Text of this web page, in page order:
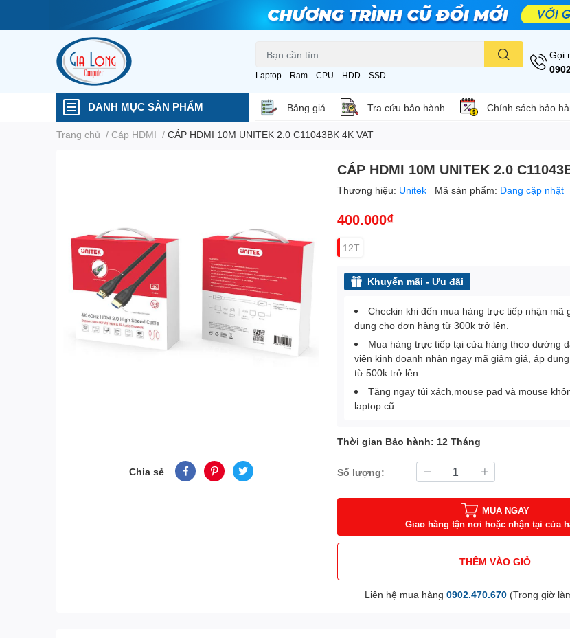
Laptop Ram CPU HDD SSD
Gọi
DANH MỤC SẢN PHẨM Bảng giá Tra cứu bảo hành Chính sách bảo
Trang chủ / Cáp HDMI / CÁP HDMI 10M UNITEK 2.0 C11043BK 4K VAT
Chia sẻ
CÁP HDMI 10M UNITEK 2.0
Thương hiệu: Unitek Mã sản phẩm:Đang cập nhật
400.000₫
12T
Khuyến mãi - Ưu đãi
Checkin khi đến mua hàng trực tiếp nhận mã
dụng cho đơn hàng từ 300k trở lên.
Mua hàng trực tiếp tại cửa hàng theo dướng
viên kinh doanh nhận ngay mã giảm giá, áp
từ 500k trở lên.
Tặng ngay túi xách,mouse pad và mouse
laptop cũ.
Thời gian Bảo hành: 12 Tháng
Số lượng:
MUA NGAY
Giao hàng tận nơi hoặc nhận tại cửa
THÊM VÀO GIỎ
Liên hệ mua hàng 0902.470.670(Trong giờ